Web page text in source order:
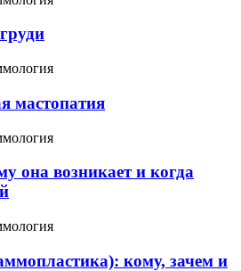
мастопатия
она возникает и когда
кому, зачем и